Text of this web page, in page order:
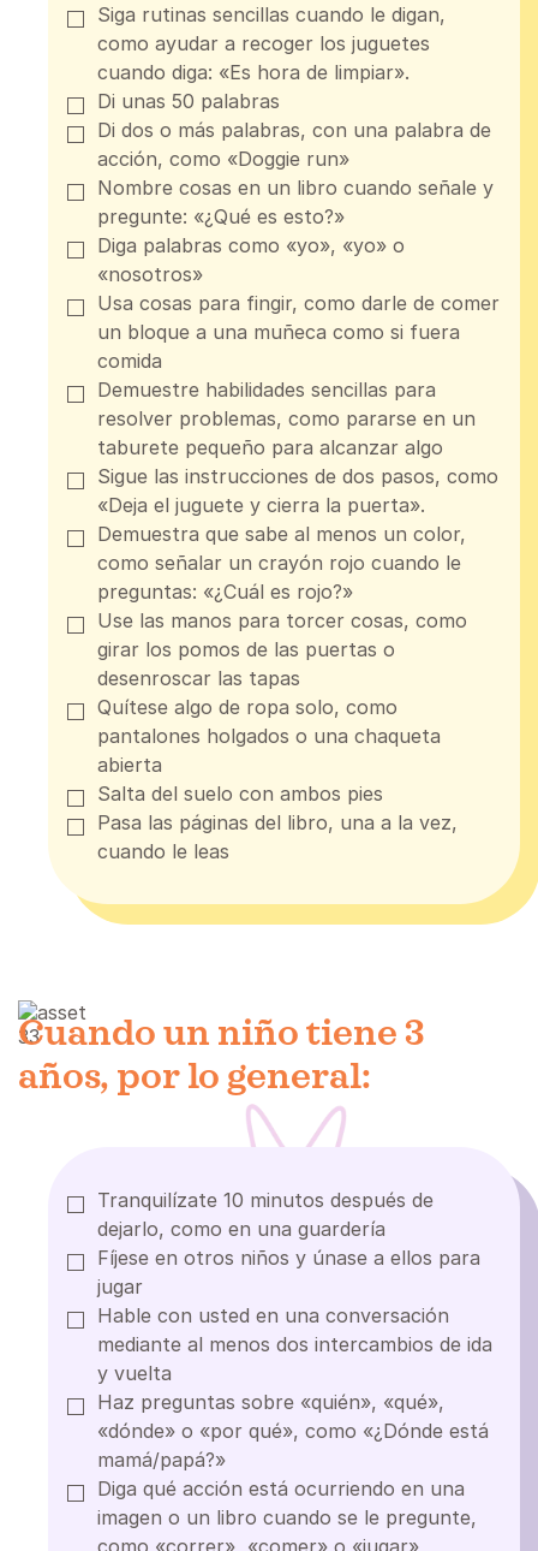
Siga rutinas sencillas cuando le digan,
como ayudar a recoger los juguetes
cuando diga: «Es hora de limpiar».
Di unas 50 palabras
Di dos o más palabras, con una palabra de
acción, como «Doggie run»
Nombre cosas en un libro cuando señale y
pregunte: «¿Qué es esto?»
Diga palabras como «yo», «yo» o
«nosotros»
Usa cosas para fingir, como darle de comer
un bloque a una muñeca como si fuera
comida
Demuestre habilidades sencillas para
resolver problemas, como pararse en un
taburete pequeño para alcanzar algo
Sigue las instrucciones de dos pasos, como
«Deja el juguete y cierra la puerta».
Demuestra que sabe al menos un color,
como señalar un crayón rojo cuando le
preguntas: «¿Cuál es rojo?»
Use las manos para torcer cosas, como
girar los pomos de las puertas o
desenroscar las tapas
Quítese algo de ropa solo, como
pantalones holgados o una chaqueta
abierta
Salta del suelo con ambos pies
Pasa las páginas del libro, una a la vez,
cuando le leas
Cuando un niño tiene 3
años, por lo general:
Tranquilízate 10 minutos después de
dejarlo, como en una guardería
Fíjese en otros niños y únase a ellos para
jugar
Hable con usted en una conversación
mediante al menos dos intercambios de ida
y vuelta
Haz preguntas sobre «quién», «qué»,
«dónde» o «por qué», como «¿Dónde está
mamá/papá?»
Diga qué acción está ocurriendo en una
imagen o un libro cuando se le pregunte,